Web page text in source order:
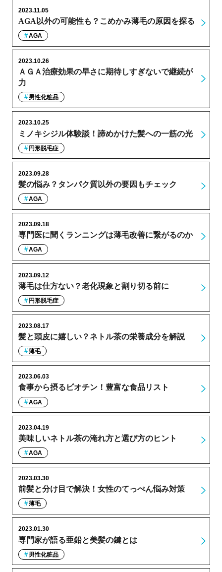
AGA以外の可能性も？こめかみ薄毛の原因を探る
2023.11.05
AGA
ＡＧＡ治療効果の早さに期待しすぎないで継続が
力
2023.10.26
男性化粧品
ミノキシジル体験談！諦めかけた髪への一筋の光
2023.10.25
円形脱毛症
髪の悩み？タンパク質以外の要因もチェック
2023.09.28
AGA
専門医に聞くランニングは薄毛改善に繋がるのか
2023.09.18
AGA
薄毛は仕方ない？老化現象と割り切る前に
2023.09.12
円形脱毛症
髪と頭皮に嬉しい？ネトル茶の栄養成分を解説
2023.08.17
薄毛
食事から摂るビオチン！豊富な食品リスト
2023.06.03
AGA
美味しいネトル茶の淹れ方と選び方のヒント
2023.04.19
AGA
前髪と分け目で解決！女性のてっぺん悩み対策
2023.03.30
薄毛
専門家が語る亜鉛と美髪の鍵とは
2023.01.30
男性化粧品